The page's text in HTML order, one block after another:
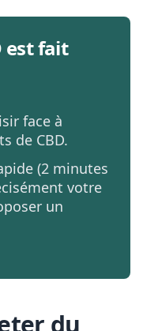
est fait
face à
de CBD.
(2 minutes
votre
un
du